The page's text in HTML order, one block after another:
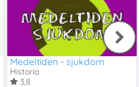
Medeltiden - sjukdom
Historia
3,8